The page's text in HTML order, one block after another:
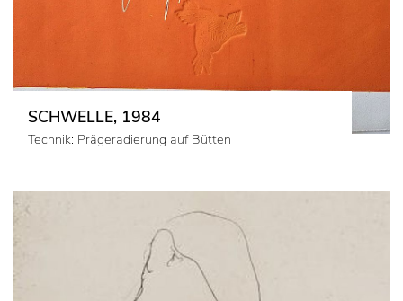
SCHWELLE, 1984
Technik: Prägeradierung auf Bütten